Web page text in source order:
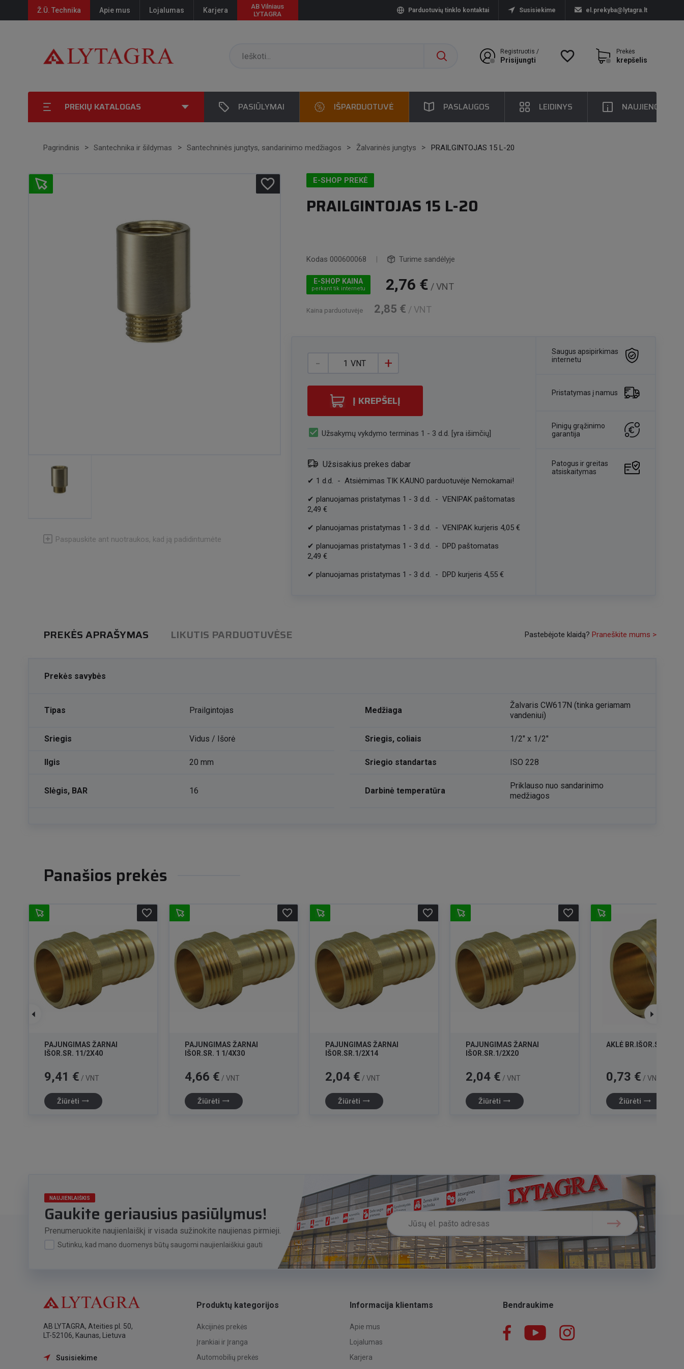
Ž.Ū. Technika Apie mus Lojalumas Karjera
AB Vilniaus
LYTAGRA
Parduotuvių tinklo kontaktai Susisiekime el.prekyba@lytagra.lt
Prekės
krepšelis
favorite_border
Registruotis /
Prisijungti
PREKIŲ KATALOGAS PASIŪLYMAI IŠPARDUOTUVĖ PASLAUGOS LEIDINYS NAUJIENOS
Pagrindinis Santechnika ir šildymas Santechninės jungtys, sandarinimo medžiagos Žalvarinės jungtys PRAILGINTOJAS 15 L-20
favorite_border
Paspauskite ant nuotraukos, kad ją padidintumėte
E-SHOP PREKĖ
PRAILGINTOJAS 15 L-20
Kodas 000600068 | Turime sandėlyje
E-SHOP KAINA
perkant tik internetu 2,76 € / VNT
Kaina parduotuvėje 2,85 € / VNT
- +
VNT
Į KREPŠELĮ
check_box Užsakymų vykdymo terminas 1 - 3 d.d. [yra išimčių]
Užsisakius prekes dabar
✔ 1 d.d. - Atsiėmimas TIK KAUNO parduotuvėje Nemokamai!
✔ planuojamas pristatymas 1 - 3 d.d. - VENIPAK paštomatas
2,49 €
✔ planuojamas pristatymas 1 - 3 d.d. - VENIPAK kurjeris 4,05 €
✔ planuojamas pristatymas 1 - 3 d.d. - DPD paštomatas
2,49 €
✔ planuojamas pristatymas 1 - 3 d.d. - DPD kurjeris 4,55 €
Saugus apsipirkimas
internetu
Pristatymas į namus
Pinigų grąžinimo
garantija
Patogus ir greitas
atsiskaitymas
Pastebėjote klaidą? Praneškite mums >
PREKĖS APRAŠYMAS LIKUTIS PARDUOTUVĖSE
Prekės savybės
Tipas Prailgintojas Medžiaga
Žalvaris CW617N (tinka geriamam
vandeniui)
Sriegis Vidus / Išorė Sriegis, coliais 1/2" x 1/2"
Ilgis 20 mm Sriegio standartas ISO 228
Slėgis, BAR 16 Darbinė temperatūra
Priklauso nuo sandarinimo
medžiagos
Panašios prekės
PAJUNGIMAS ŽARNAI
IŠOR.SR. 11/2X40
Kaina
9,41 € / VNT
Žiūrėti trending_flat
favorite_border
PAJUNGIMAS ŽARNAI
IŠOR.SR. 1 1/4X30
Kaina
4,66 € / VNT
Žiūrėti trending_flat
favorite_border
PAJUNGIMAS ŽARNAI
IŠOR.SR.1/2X14
Kaina
2,04 € / VNT
Žiūrėti trending_flat
favorite_border
PAJUNGIMAS ŽARNAI
IŠOR.SR.1/2X20
Kaina
2,04 € / VNT
Žiūrėti trending_flat
favorite_border
AKLĖ BR.IŠOR.SR.15
Kaina
0,73 € / VNT
Žiūrėti trending_flat
NAUJIENLAIŠKIS
Gaukite geriausius pasiūlymus!
Prenumeruokite naujienlaiškį ir visada sužinokite naujienas pirmieji.
Sutinku, kad mano duomenys būtų saugomi naujienlaiškiui gauti
AB LYTAGRA, Ateities pl. 50,
LT-52106, Kaunas, Lietuva
Susisiekime
Produktų kategorijos
Akcijinės prekės
Įrankiai ir Įranga
Automobilių prekės
Informacija klientams
Apie mus
Lojalumas
Karjera
Bendraukime
Facebook YouTube